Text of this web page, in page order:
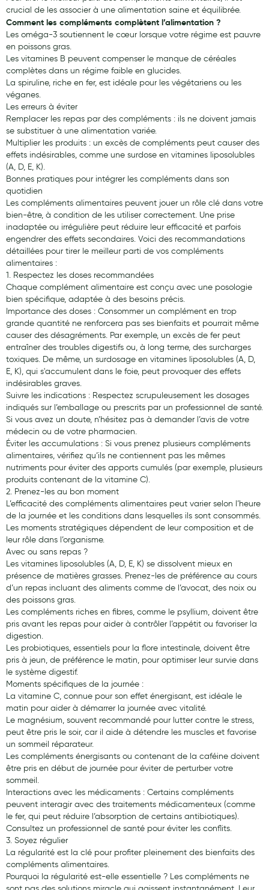
Cannes
Chaussures
Prothèses mammaires externes
Médication familiale
Orthopédie
Les marques
My Privilege
Les promotions
crucial de les associer à une alimentation saine et équilibrée.
Comment les compléments complètent l’alimentation ?
Les oméga-3 soutiennent le cœur lorsque votre régime est pauvre
en poissons gras.
Les vitamines B peuvent compenser le manque de céréales
complètes dans un régime faible en glucides.
La spiruline, riche en fer, est idéale pour les végétariens ou les
véganes.
Les erreurs à éviter
Remplacer les repas par des compléments : ils ne doivent jamais
se substituer à une alimentation variée.
Multiplier les produits : un excès de compléments peut causer des
effets indésirables, comme une surdose en vitamines liposolubles
(A, D, E, K).
Bonnes pratiques pour intégrer les compléments dans son
quotidien
Les compléments alimentaires peuvent jouer un rôle clé dans votre
bien-être, à condition de les utiliser correctement. Une prise
inadaptée ou irrégulière peut réduire leur efficacité et parfois
engendrer des effets secondaires. Voici des recommandations
détaillées pour tirer le meilleur parti de vos compléments
alimentaires :
1. Respectez les doses recommandées
Chaque complément alimentaire est conçu avec une posologie
bien spécifique, adaptée à des besoins précis.
Importance des doses : Consommer un complément en trop
grande quantité ne renforcera pas ses bienfaits et pourrait même
causer des désagréments. Par exemple, un excès de fer peut
entraîner des troubles digestifs ou, à long terme, des surcharges
toxiques. De même, un surdosage en vitamines liposolubles (A, D,
E, K), qui s'accumulent dans le foie, peut provoquer des effets
indésirables graves.
Suivre les indications : Respectez scrupuleusement les dosages
indiqués sur l’emballage ou prescrits par un professionnel de santé.
Si vous avez un doute, n’hésitez pas à demander l’avis de votre
médecin ou de votre pharmacien.
Éviter les accumulations : Si vous prenez plusieurs compléments
alimentaires, vérifiez qu’ils ne contiennent pas les mêmes
nutriments pour éviter des apports cumulés (par exemple, plusieurs
produits contenant de la vitamine C).
2. Prenez-les au bon moment
L’efficacité des compléments alimentaires peut varier selon l’heure
de la journée et les conditions dans lesquelles ils sont consommés.
Les moments stratégiques dépendent de leur composition et de
leur rôle dans l’organisme.
Avec ou sans repas ?
Les vitamines liposolubles (A, D, E, K) se dissolvent mieux en
présence de matières grasses. Prenez-les de préférence au cours
d’un repas incluant des aliments comme de l’avocat, des noix ou
des poissons gras.
Les compléments riches en fibres, comme le psyllium, doivent être
pris avant les repas pour aider à contrôler l’appétit ou favoriser la
digestion.
Les probiotiques, essentiels pour la flore intestinale, doivent être
pris à jeun, de préférence le matin, pour optimiser leur survie dans
le système digestif.
Moments spécifiques de la journée :
La vitamine C, connue pour son effet énergisant, est idéale le
matin pour aider à démarrer la journée avec vitalité.
Le magnésium, souvent recommandé pour lutter contre le stress,
peut être pris le soir, car il aide à détendre les muscles et favorise
un sommeil réparateur.
Les compléments énergisants ou contenant de la caféine doivent
être pris en début de journée pour éviter de perturber votre
sommeil.
Interactions avec les médicaments : Certains compléments
peuvent interagir avec des traitements médicamenteux (comme
le fer, qui peut réduire l’absorption de certains antibiotiques).
Consultez un professionnel de santé pour éviter les conflits.
3. Soyez régulier
La régularité est la clé pour profiter pleinement des bienfaits des
compléments alimentaires.
Pourquoi la régularité est-elle essentielle ? Les compléments ne